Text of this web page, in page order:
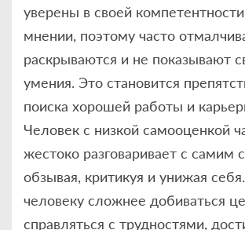
уверены в своей
мнении, поэтому часто
раскрываются и не показывают
умения. Это становится
поиска хорошей работы и
Человек с низкой самооценкой
жестоко разговаривает с самим
обзывая, критикуя и унижая
человеку сложнее добиваться
справляться с трудностями,